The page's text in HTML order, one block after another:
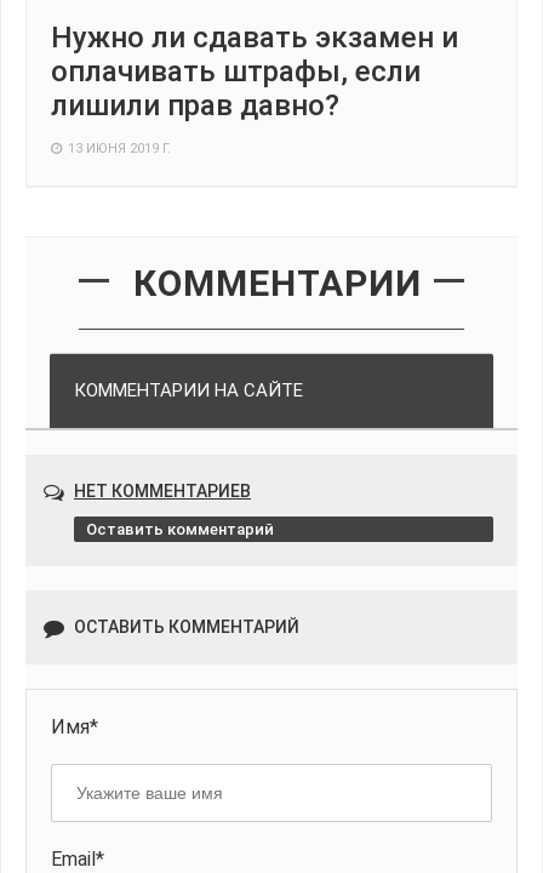
Нужно ли сдавать экзамен и
оплачивать штрафы, если
лишили прав давно?
13 ИЮНЯ 2019 Г.
КОММЕНТАРИИ
КОММЕНТАРИИ НА САЙТЕ
НЕТ КОММЕНТАРИЕВ
Оставить комментарий
ОСТАВИТЬ КОММЕНТАРИЙ
Имя*
Email*